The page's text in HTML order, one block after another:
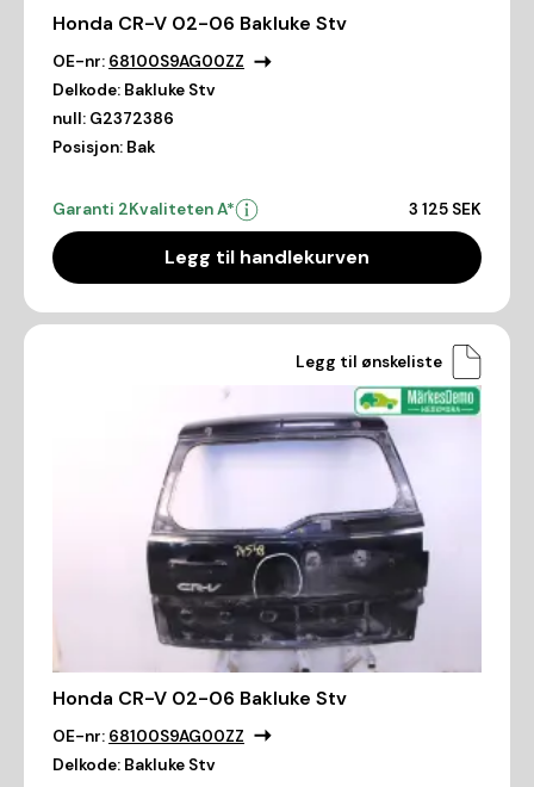
Honda CR-V 02-06 Bakluke Stv
OE-nr: 68100S9AG00ZZ
Delkode: Bakluke Stv
null: G2372386
Posisjon: Bak
Garanti 2Kvaliteten A* 3 125 SEK
Legg til handlekurven
Legg til ønskeliste
Honda CR-V 02-06 Bakluke Stv
OE-nr: 68100S9AG00ZZ
Delkode: Bakluke Stv